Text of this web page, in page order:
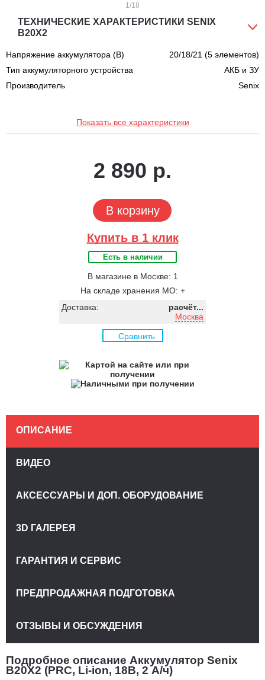
1 /18
ТЕХНИЧЕСКИЕ ХАРАКТЕРИСТИКИ SENIX
B20X2
Напряжение аккумулятора (В)
20/18/21 (5 элементов)
Тип аккумуляторного устройства
АКБ и ЗУ
Производитель
Senix
Показать все характеристики
2 890 р.
В корзину
Купить в 1 клик
Есть в наличии
В магазине в Москве: 1
На складе хранения МО: +
Доставка:
расчёт...
Москва
Сравнить
Подробное описание Аккумулятор Senix
B20X2 (PRC, Li-ion, 18В, 2 А/ч)
ОПИСАНИЕ
ВИДЕО
АКСЕССУАРЫ И ДОП. ОБОРУДОВАНИЕ
3D ГАЛЕРЕЯ
ГАРАНТИЯ И СЕРВИС
ПРЕДПРОДАЖНАЯ ПОДГОТОВКА
ОТЗЫВЫ И ОБСУЖДЕНИЯ